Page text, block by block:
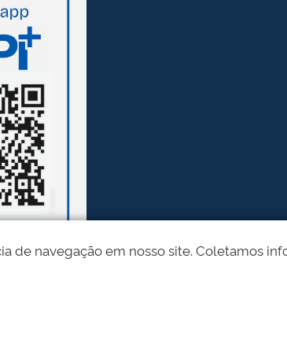
de navegação em nosso site. Coletamos